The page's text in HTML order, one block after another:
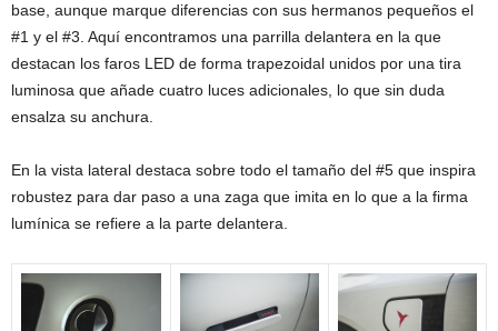
base, aunque marque diferencias con sus hermanos pequeños el
#1 y el #3. Aquí encontramos una parrilla delantera en la que
destacan los faros LED de forma trapezoidal unidos por una tira
luminosa que añade cuatro luces adicionales, lo que sin duda
ensalza su anchura.
En la vista lateral destaca sobre todo el tamaño del #5 que inspira
robustez para dar paso a una zaga que imita en lo que a la firma
lumínica se refiere a la parte delantera.